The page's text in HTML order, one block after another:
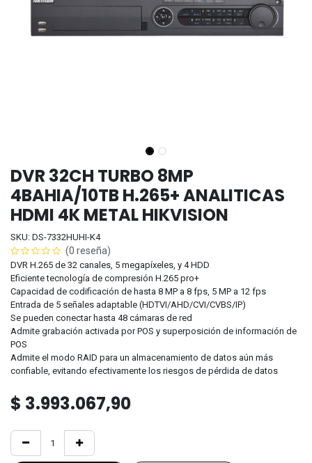
DVR 32CH TURBO 8MP
4BAHIA/10TB H.265+ ANALITICAS
HDMI 4K METAL HIKVISION
SKU: DS-7332HUHI-K4
(0 reseña)
DVR H.265 de 32 canales, 5 megapíxeles, y 4 HDD
Eficiente tecnología de compresión H.265 pro+
Capacidad de codificación de hasta 8 MP a 8 fps, 5 MP a 12 fps
Entrada de 5 señales adaptable (HDTVI/AHD/CVI/CVBS/IP)
Se pueden conectar hasta 48 cámaras de red
Admite grabación activada por POS y superposición de información de
POS
Admite el modo RAID para un almacenamiento de datos aún más
confiable, evitando efectivamente los riesgos de pérdida de datos
$ 3.993.067,90